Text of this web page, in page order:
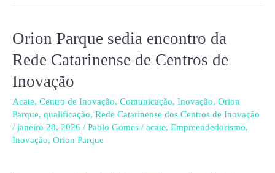
Orion Parque sedia encontro da
Rede Catarinense de Centros de
Inovação
Acate, Centro de Inovação, Comunicação, Inovação, Orion
Parque, qualificação, Rede Catarinense dos Centros de Inovação
/ janeiro 28, 2026 / Pablo Gomes / acate, Empreendedorismo,
Inovação, Orion Parque
Orion
Parque
sedia
encontro
da
Rede
Catarinense